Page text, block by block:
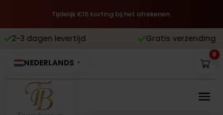
Tijdelijk €15 korting bij het afrekenen.
 Gratis verzending Achteraf
NEDERLANDS ▼
0